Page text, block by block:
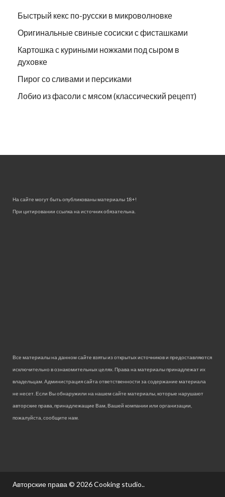
Быстрый кекс по-русски в микроволновке
Оригинальные свиные сосиски с фисташками
Картошка с куриными ножками под сыром в
духовке
Пирог со сливами и персиками
Лобио из фасоли с мясом (классический рецепт)
На сайте могут быть опубликованы материалы 18+!
При цитировании ссылка на источник обязательна.
Все материалы на данном сайте взяты из открытых источников и предоставляются
исключительно в ознакомительных целях. Права на материалы принадлежат их
владельцам. Администрация сайта ответственности за содержание материала
не несет. Если Вы обнаружили на нашем сайте материалы, которые нарушают
авторские права, принадлежащие Вам, Вашей компании или организации,
пожалуйста, сообщите нам.
Авторские права © 2026Cooking studio..